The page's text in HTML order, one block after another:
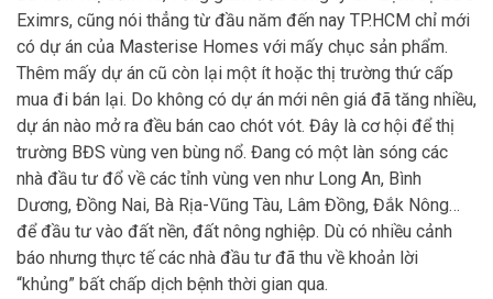
Eximrs, cũng nói thẳng từ đầu năm đến nay TP.HCM chỉ mới
có dự án của Masterise Homes với mấy chục sản phẩm.
Thêm mấy dự án cũ còn lại một ít hoặc thị trường thứ cấp
mua đi bán lại. Do không có dự án mới nên giá đã tăng nhiều,
dự án nào mở ra đều bán cao chót vót. Đây là cơ hội để thị
trường BĐS vùng ven bùng nổ. Đang có một làn sóng các
nhà đầu tư đổ về các tỉnh vùng ven như Long An, Bình
Dương, Đồng Nai, Bà Rịa-Vũng Tàu, Lâm Đồng, Đắk Nông…
để đầu tư vào đất nền, đất nông nghiệp. Dù có nhiều cảnh
báo nhưng thực tế các nhà đầu tư đã thu về khoản lời
“khủng” bất chấp dịch bệnh thời gian qua.